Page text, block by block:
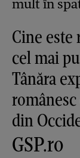
Cine este
cel mai
Tânăra
din
GSP.ro